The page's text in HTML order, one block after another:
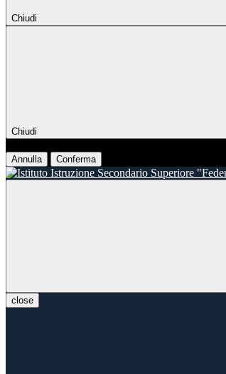
Chiudi
Chiudi
Annulla Conferma
close